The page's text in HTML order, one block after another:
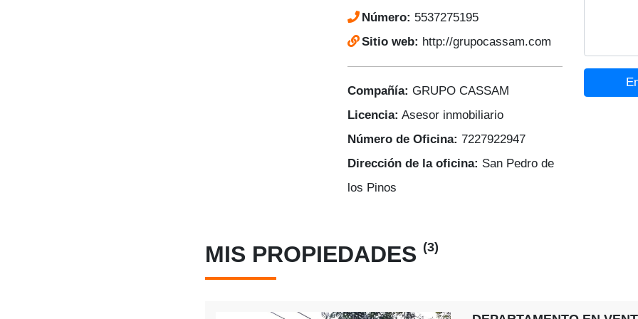
Número: 5537275195
Sitio web: http://grupocassam.com
Compañía: GRUPO CASSAM
Licencia: Asesor inmobiliario
Número de Oficina: 7227922947
Dirección de la oficina: San Pedro de
los Pinos
MIS PROPIEDADES (3)